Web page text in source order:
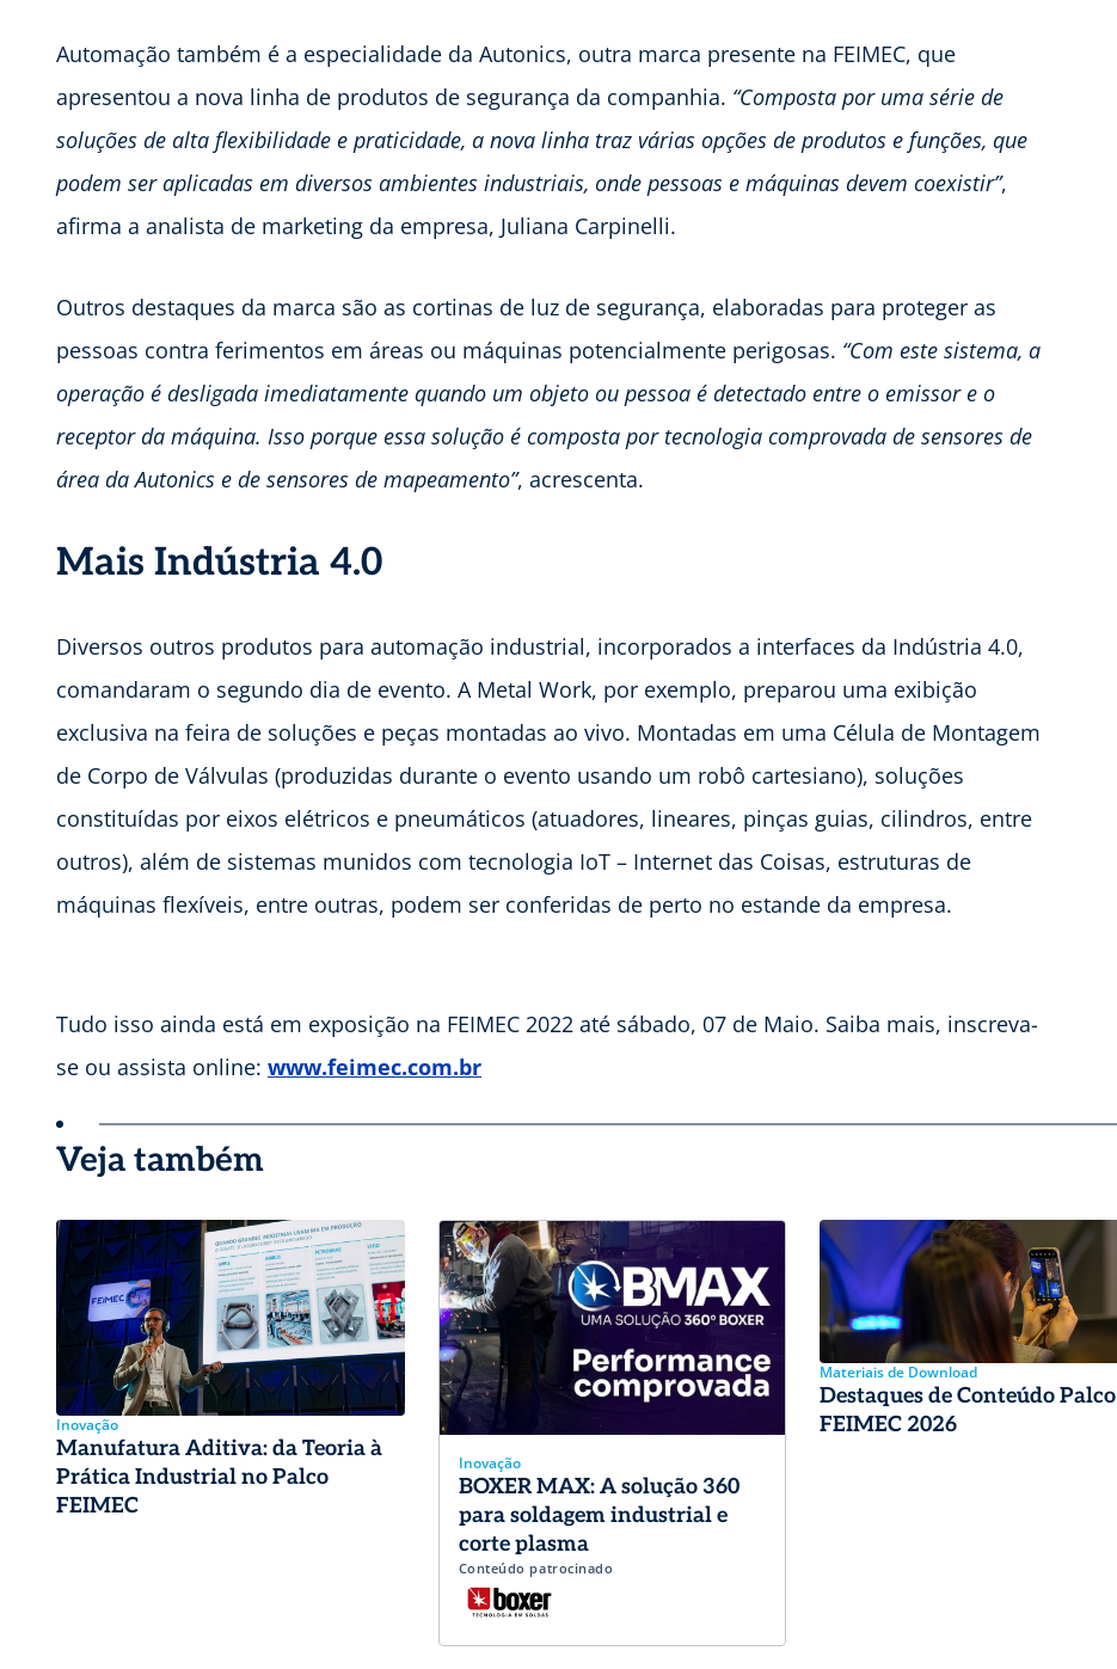
Automação também é a especialidade da Autonics, outra marca presente na FEIMEC, que
apresentou a nova linha de produtos de segurança da companhia. “Composta por uma série de
soluções de alta flexibilidade e praticidade, a nova linha traz várias opções de produtos e funções, que
podem ser aplicadas em diversos ambientes industriais, onde pessoas e máquinas devem coexistir”,
afirma a analista de marketing da empresa, Juliana Carpinelli.
Outros destaques da marca são as cortinas de luz de segurança, elaboradas para proteger as
pessoas contra ferimentos em áreas ou máquinas potencialmente perigosas. “Com este sistema, a
operação é desligada imediatamente quando um objeto ou pessoa é detectado entre o emissor e o
receptor da máquina. Isso porque essa solução é composta por tecnologia comprovada de sensores de
área da Autonics e de sensores de mapeamento”, acrescenta.
Mais Indústria 4.0
Diversos outros produtos para automação industrial, incorporados a interfaces da Indústria 4.0,
comandaram o segundo dia de evento. A Metal Work, por exemplo, preparou uma exibição
exclusiva na feira de soluções e peças montadas ao vivo. Montadas em uma Célula de Montagem
de Corpo de Válvulas (produzidas durante o evento usando um robô cartesiano), soluções
constituídas por eixos elétricos e pneumáticos (atuadores, lineares, pinças guias, cilindros, entre
outros), além de sistemas munidos com tecnologia IoT – Internet das Coisas, estruturas de
máquinas flexíveis, entre outras, podem ser conferidas de perto no estande da empresa.
Tudo isso ainda está em exposição na FEIMEC 2022 até sábado, 07 de Maio. Saiba mais, inscreva-
se ou assista online: www.feimec.com.br
Veja também
Inovação
Manufatura Aditiva: da Teoria à
Prática Industrial no Palco
FEIMEC
Inovação
BOXER MAX: A solução 360
para soldagem industrial e
corte plasma
Conteúdo patrocinado
Materiais de Download
Destaques de Conteúdo Palco
FEIMEC 2026